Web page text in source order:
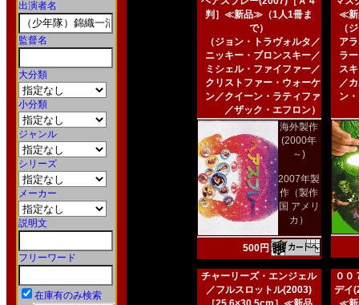
出演者名
監督名
大分類
小分類
ジャンル
シリーズ
メーカー
説明文
フリーワード
在庫有のみ検索
判］≪新品≫（1人1冊ま
で）
（ジョン・トラヴォルタ／
ニッキー・ブロンスキー／
ミシェル・ファイファー／
クリストファー・ウォーケ
ン／クイーン・ラティファ
／ザック・エフロン）
海外製作
(2000年
～)
2007年製
作（製作
国 アメリ
カ）
500円
≪新
（
ア
ラ
ス
／
ン
チャーリーズ・エンジェル
／フルスロットル(2003)
００
デイ